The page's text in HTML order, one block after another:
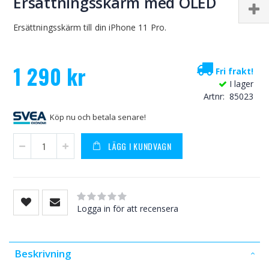
Ersättningsskärm till din iPhone 11 Pro.
1 290 kr
Fri frakt!
I lager
Artnr
85023
Köp nu och betala senare!
LÄGG I KUNDVAGN
Rating:
0% of100
Logga in för att recensera
Beskrivning